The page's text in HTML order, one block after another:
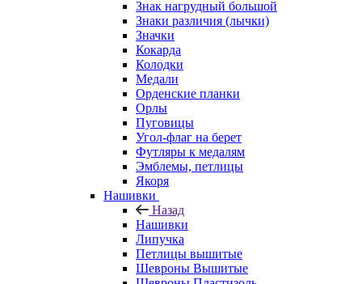
Знак нагрудный большой
Знаки различия (лычки)
Значки
Кокарда
Колодки
Медали
Орденские планки
Орлы
Пуговицы
Угол-флаг на берет
Футляры к медалям
Эмблемы, петлицы
Якоря
Нашивки
Назад
Нашивки
Липучка
Петлицы вышитые
Шевроны Вышитые